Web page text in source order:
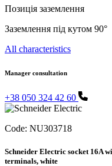
Позиція заземлення
Заземлення під кутом 90°
All characteristics
Manager consultation
+38 050 324 42 60
Code: NU303718
Schneider Electric socket 16A
terminals, white